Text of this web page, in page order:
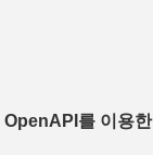
OpenAPI를 이용